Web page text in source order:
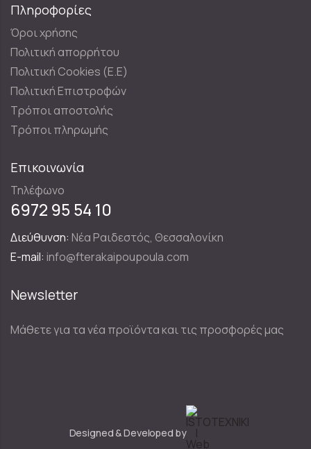
Πληροφορίες
Όροι χρήσης
Πολιτική απορρήτου
Πολιτική Cookies (E.E)
Πολιτική Επιστροφών
Τρόποι αποστολής
Τρόποι πληρωμής
Επικοινωνία
Τηλέφωνο
6972 95 54 10
Διεύθυνση: Νέα Ραιδεστός, Θεσσαλονίκη
E-mail: info@fterakaipoupoula.com
Newsletter
Μάθετε για τα νέα προϊόντα και τις προσφορές μας
Designed & Developed by